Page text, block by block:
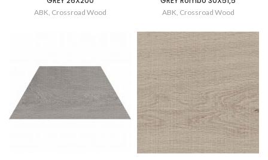
ABK, Crossroad Wood ABK, Crossroad Wood